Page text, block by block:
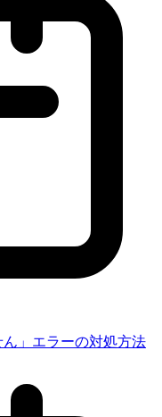
ん」エラーの対処方法